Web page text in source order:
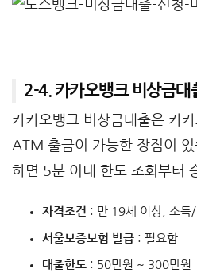
2-4. 카카오뱅크 비상금대
카카오뱅크 비상금대출은 카
ATM 출금이 가능한 장점이
하면 5분 이내 한도 조회부터
자격조건 : 만 19세 이상, 소득
서울보증보험 발급: 필요함
대출한도: 50만원 ~ 300만원